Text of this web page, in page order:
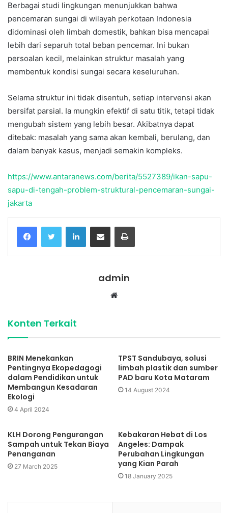
Berbagai studi lingkungan menunjukkan bahwa
pencemaran sungai di wilayah perkotaan Indonesia
didominasi oleh limbah domestik, bahkan bisa mencapai
lebih dari separuh total beban pencemar. Ini bukan
persoalan kecil, melainkan struktur masalah yang
membentuk kondisi sungai secara keseluruhan.
Selama struktur ini tidak disentuh, setiap intervensi akan
bersifat parsial. Ia mungkin efektif di satu titik, tetapi tidak
mengubah sistem yang lebih besar. Akibatnya dapat
ditebak: masalah yang sama akan kembali, berulang, dan
dalam banyak kasus, menjadi semakin kompleks.
https://www.antaranews.com/berita/5527389/ikan-sapu-
sapu-di-tengah-problem-struktural-pencemaran-sungai-
jakarta
FacebookTwitter LinkedInShare via Email Print
admin
Website
Konten Terkait
BRIN Menekankan
Pentingnya Ekopedagogi
dalam Pendidikan untuk
Membangun Kesadaran
Ekologi
4 April 2024
TPST Sandubaya, solusi
limbah plastik dan sumber
PAD baru Kota Mataram
14 August 2024
KLH Dorong Pengurangan
Sampah untuk Tekan Biaya
Penanganan
27 March 2025
Kebakaran Hebat di Los
Angeles: Dampak
Perubahan Lingkungan
yang Kian Parah
18 January 2025